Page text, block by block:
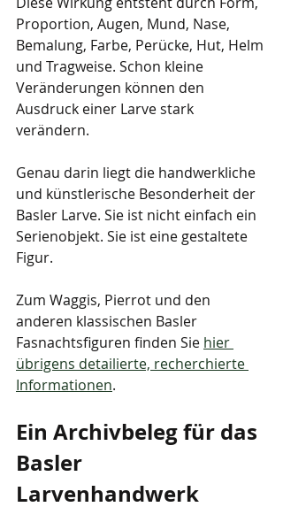
Proportion, Augen, Mund, Nase,
Bemalung, Farbe, Perücke, Hut, Helm
und Tragweise. Schon kleine
Veränderungen können den
Ausdruck einer Larve stark
verändern.
Genau darin liegt die handwerkliche
und künstlerische Besonderheit der
Basler Larve. Sie ist nicht einfach ein
Serienobjekt. Sie ist eine gestaltete
Figur.
Zum Waggis, Pierrot und den
anderen klassischen Basler
Fasnachtsfiguren finden Sie hier
übrigens detailierte, recherchierte
Informationen.
Ein Archivbeleg für das
Basler
Larvenhandwerk